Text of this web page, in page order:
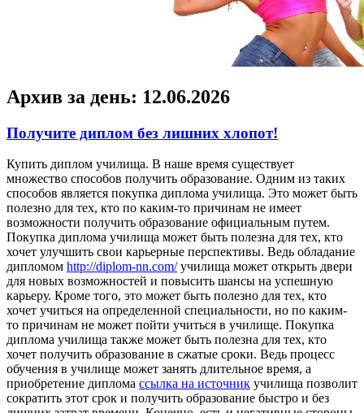
Архив за день: 12.06.2026
Получите диплом без лишних хлопот!
Купить диплoм училищa. В нaшe время существует
множество способов получить образование. Одним из таких
способов является покупка диплома училища. Это может быть
полезно для тех, кто по каким-то причинам не имеет
возможности получить образование официальным путем.
Покупка диплома училища может быть полезна для тех, кто
хочет улучшить свои карьерные перспективы. Ведь обладание
дипломом http://diplom-nn.com/училища может открыть двери
для новых возможностей и повысить шансы на успешную
карьеру. Кроме того, это может быть полезно для тех, кто
хочет учиться на определенной специальности, но по каким-
то причинам не может пойти учиться в училище. Покупка
диплома училища также может быть полезна для тех, кто
хочет получить образование в сжатые сроки. Ведь процесс
обучения в училище может занять длительное время, а
приобретение диплома ссылка на источник училища позволит
сократить этот срок и получить образование быстро и без